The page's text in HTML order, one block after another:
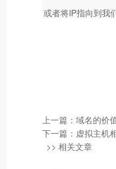
或者将IP指向到我
上一篇： 域名的价
下一篇： 虚拟主机
>> 相关文章